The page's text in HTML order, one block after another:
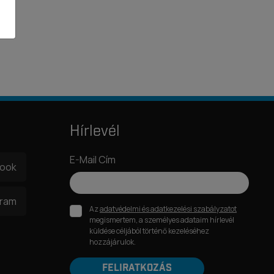
Hírlevél
E-Mail Cím
Azadatvédelmi és adatkezelési szabályzatot
megismertem, a személyes adataim hírlevél
küldése céljából történő kezeléséhez
hozzájárulok.
FELIRATKOZÁS